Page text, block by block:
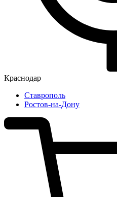
Краснодар
Ставрополь
Ростов-на-Дону